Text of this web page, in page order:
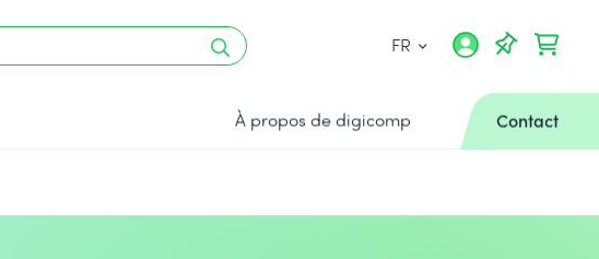
FR
À propos de digicomp Contact